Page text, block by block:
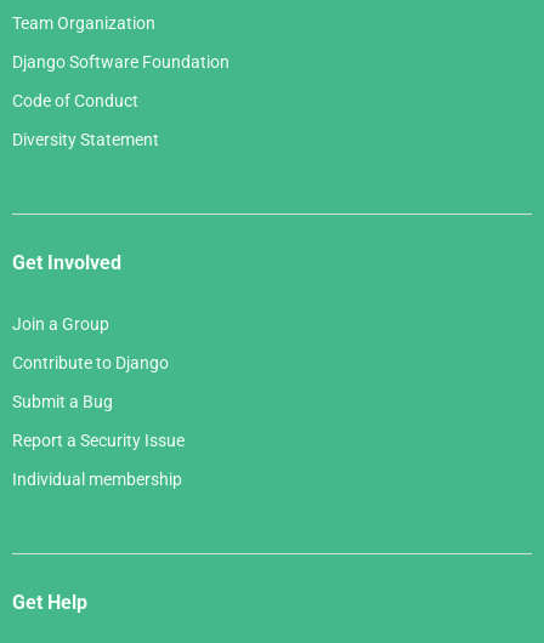
Team Organization
Django Software Foundation
Code of Conduct
Diversity Statement
Get Involved
Join a Group
Contribute to Django
Submit a Bug
Report a Security Issue
Individual membership
Get Help